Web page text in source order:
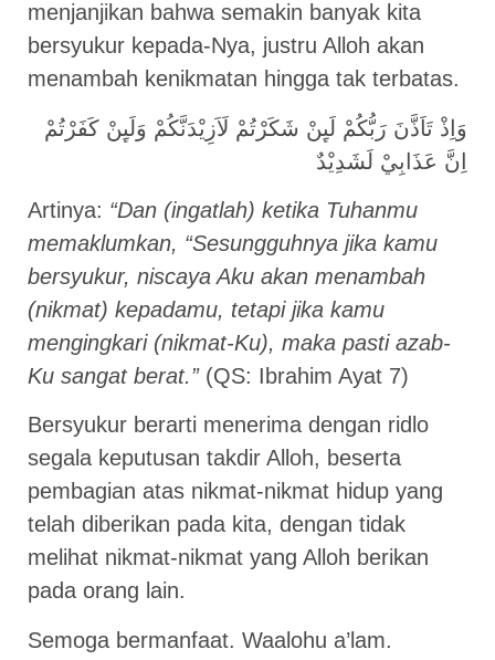
menjanjikan bahwa semakin banyak kita
bersyukur kepada-Nya, justru Alloh akan
menambah kenikmatan hingga tak terbatas.
وَاِذْ تَاَذَّنَ رَبُّكُمْ لَىِٕنْ شَكَرْتُمْ لَاَزِيْدَنَّكُمْ وَلَىِٕنْ كَفَرْتُمْ
اِنَّ عَذَابِيْ لَشَدِيْدٌ
Artinya: “Dan (ingatlah) ketika Tuhanmu
memaklumkan, “Sesungguhnya jika kamu
bersyukur, niscaya Aku akan menambah
(nikmat) kepadamu, tetapi jika kamu
mengingkari (nikmat-Ku), maka pasti azab-
Ku sangat berat.” (QS: Ibrahim Ayat 7)
Bersyukur berarti menerima dengan ridlo
segala keputusan takdir Alloh, beserta
pembagian atas nikmat-nikmat hidup yang
telah diberikan pada kita, dengan tidak
melihat nikmat-nikmat yang Alloh berikan
pada orang lain.
Semoga bermanfaat. Waalohu a’lam.